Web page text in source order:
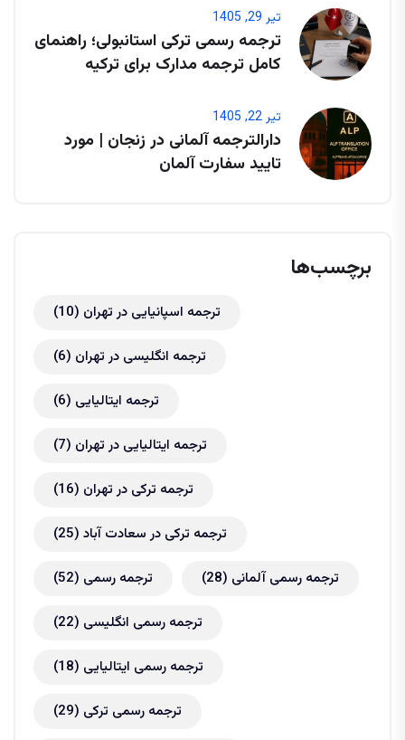
تیر 29, 1405
ترجمه رسمی ترکی استانبولی؛ راهنمای
کامل ترجمه مدارک برای ترکیه
تیر 22, 1405
دارالترجمه آلمانی در زنجان | مورد
تایید سفارت آلمان
برچسب‌ها
ترجمه اسپانیایی در تهران (10)
ترجمه انگلیسی در تهران (6)
ترجمه ایتالیایی (6)
ترجمه ایتالیایی در تهران (7)
ترجمه ترکی در تهران (16)
ترجمه ترکی در سعادت آباد (25)
ترجمه رسمی (52) ترجمه رسمی آلمانی (28)
ترجمه رسمی انگلیسی (22)
ترجمه رسمی ایتالیایی (18)
ترجمه رسمی ترکی (29)